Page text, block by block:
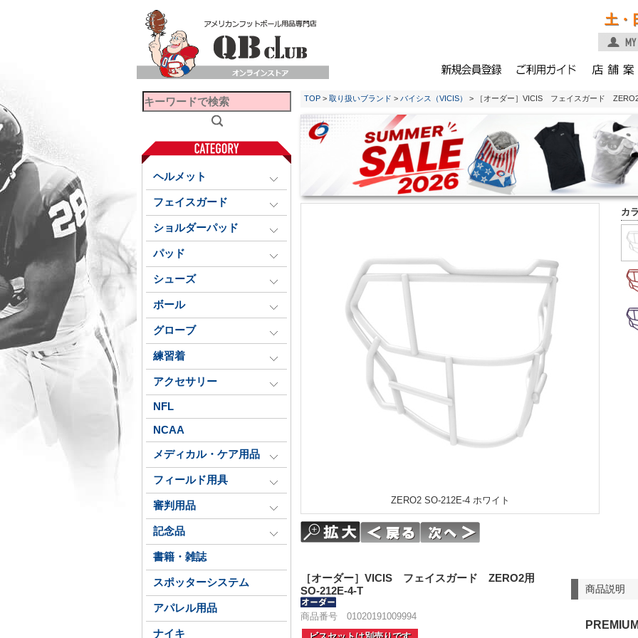
土・
ヘルメット
フェイスガード
ショルダーパッド
パッド
シューズ
ボール
グローブ
練習着
アクセサリー
NFL
NCAA
メディカル・ケア用品
フィールド用具
審判用品
記念品
書籍・雑誌
スポッターシステム
アパレル用品
ナイキ
TOP > 取り扱いブランド > バイシス（VICIS） > ［オーダー］VICIS フェイスガード
カ
ZERO2 SO-212E-4 ホワイト
商品説明
［オーダー］VICIS フェイスガード ZERO2用
SO-212E-4-T
商品番号 01020191009994